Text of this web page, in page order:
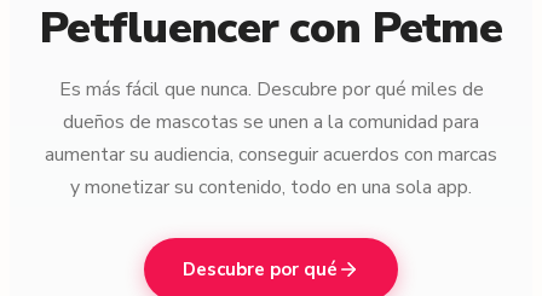
Petfluencer con Petme
Es más fácil que nunca. Descubre por qué miles de
dueños de mascotas se unen a la comunidad para
aumentar su audiencia, conseguir acuerdos con marcas
y monetizar su contenido, todo en una sola app.
Descubre por qué